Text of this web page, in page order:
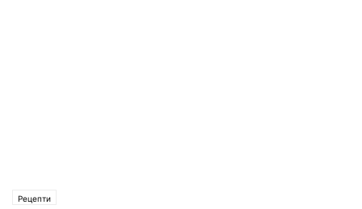
Рецепти